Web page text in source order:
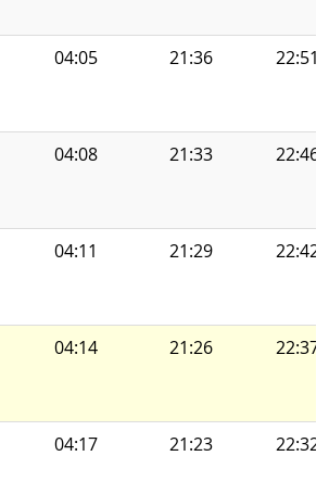
04:05 21:36 22:51
04:08 21:33 22:46
04:11 21:29 22:42
04:14 21:26 22:37
04:17 21:23 22:32